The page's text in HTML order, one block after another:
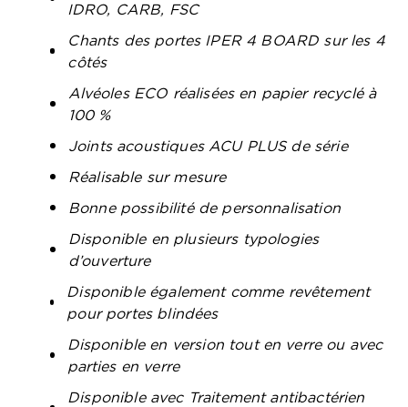
IDRO, CARB, FSC
Chants des portes IPER 4 BOARD sur les 4
côtés
Alvéoles ECO réalisées en papier recyclé à
100 %
Joints acoustiques ACU PLUS de série
Réalisable sur mesure
Bonne possibilité de personnalisation
Disponible en plusieurs typologies
d’ouverture
Disponible également comme revêtement
pour portes blindées
Disponible en version tout en verre ou avec
parties en verre
Disponible avec Traitement antibactérien